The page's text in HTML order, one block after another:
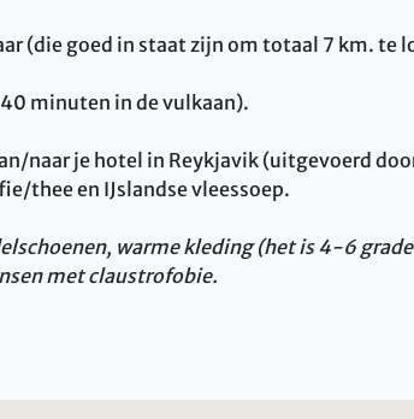
(die goed in staat zijn om totaal 7 km. te
minuten in de vulkaan).
naar je hotel in Reykjavik (uitgevoerd
thee en IJslandse vleessoep.
warme kleding (het is 4-6
met claustrofobie.